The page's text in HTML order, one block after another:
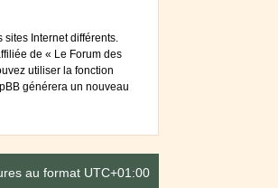
sites Internet différents.
de « Le Forum des
utiliser la fonction
générera un nouveau
au format UTC+01:00